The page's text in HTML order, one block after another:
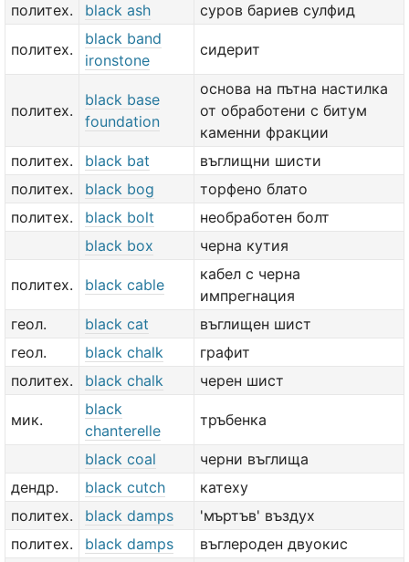
политех.
black ash суров бариев сулфид
политех.
black band
ironstone
сидерит
политех.
black base
foundation
основа на пътна настилка
от обработени с битум
каменни фракции
политех.
black bat
въглищни шисти
политех.
black bog
торфено блато
политех.
black bolt
необработен болт
black box
черна кутия
политех. black cable
кабел с черна
импрегнация
геол.
black cat
въглищен шист
геол.
black chalk
графит
политех.
black chalk черен шист
мик.
black
chanterelle
тръбенка
black coal
черни въглища
дендр.
black cutch
катеху
политех.
black damps
'мъртъв' въздух
политех.
black damps
въглероден двуокис